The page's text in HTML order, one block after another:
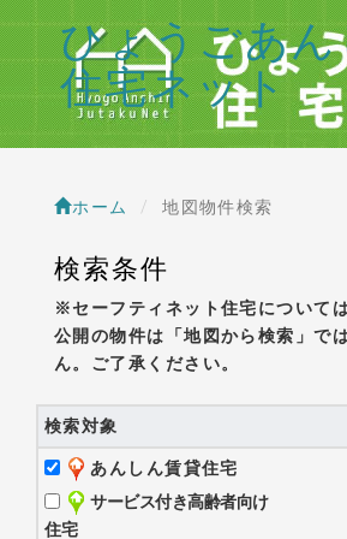
ひょうごあ
住宅ネット
ホーム 地図物件検索
検索条件
※セーフティネット住宅について
公開の物件は「地図から検索」で
ん。ご了承ください。
検索対象
あんしん賃貸住宅
サービス付き高齢者向け
住宅